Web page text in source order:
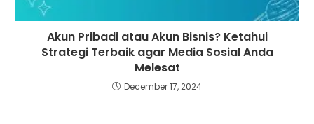
Akun Pribadi atau Akun Bisnis? Ketahui
Strategi Terbaik agar Media Sosial Anda
Melesat
December 17, 2024